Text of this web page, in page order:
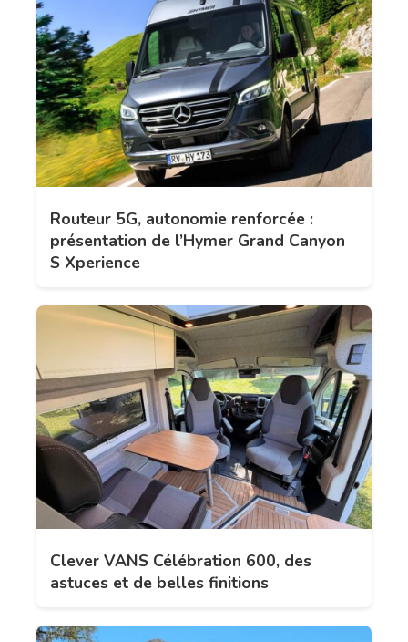
Routeur 5G, autonomie renforcée :
présentation de l’Hymer Grand Canyon
S Xperience
Clever VANS Célébration 600, des
astuces et de belles finitions